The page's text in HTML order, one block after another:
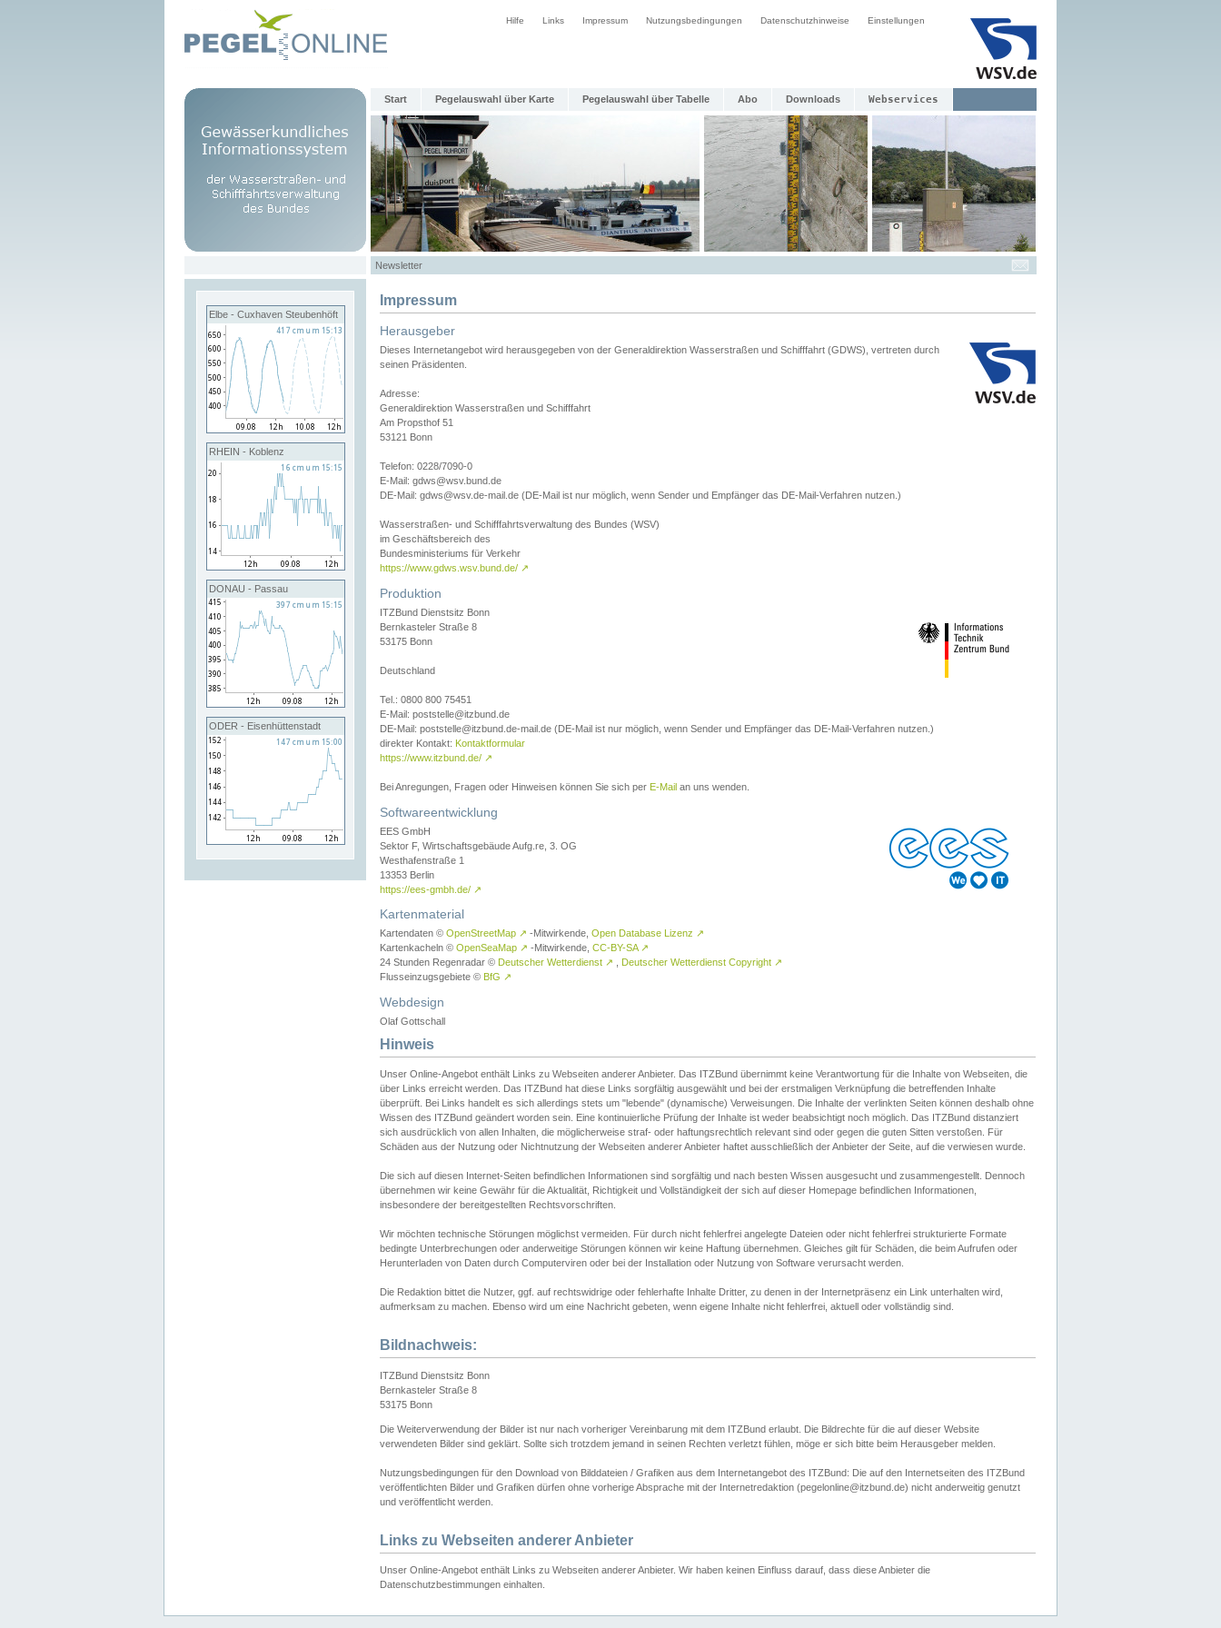
Hilfe Links Impressum Nutzungsbedingungen Datenschutzhinweise Einstellungen
Start Pegelauswahl über Karte Pegelauswahl über Tabelle Abo Downloads Webservices
Newsletter
Elbe - Cuxhaven Steubenhöft
RHEIN - Koblenz
DONAU - Passau
ODER - Eisenhüttenstadt
Impressum
Herausgeber
Dieses Internetangebot wird herausgegeben von der Generaldirektion Wasserstraßen und Schifffahrt (GDWS), vertreten durch
seinen Präsidenten.
Adresse:
Generaldirektion Wasserstraßen und Schifffahrt
Am Propsthof 51
53121 Bonn
Telefon: 0228/7090-0
E-Mail: gdws@wsv.bund.de
DE-Mail: gdws@wsv.de-mail.de (DE-Mail ist nur möglich, wenn Sender und Empfänger das DE-Mail-Verfahren nutzen.)
Wasserstraßen- und Schifffahrtsverwaltung des Bundes (WSV)
im Geschäftsbereich des
Bundesministeriums für Verkehr
https://www.gdws.wsv.bund.de/ ↗
Produktion
ITZBund Dienstsitz Bonn
Bernkasteler Straße 8
53175 Bonn
Deutschland
Tel.: 0800 800 75451
E-Mail: poststelle@itzbund.de
DE-Mail: poststelle@itzbund.de-mail.de (DE-Mail ist nur möglich, wenn Sender und Empfänger das DE-Mail-Verfahren nutzen.)
direkter Kontakt: Kontaktformular
https://www.itzbund.de/ ↗
Bei Anregungen, Fragen oder Hinweisen können Sie sich per E-Mail an uns wenden.
Softwareentwicklung
EES GmbH
Sektor F, Wirtschaftsgebäude Aufg.re, 3. OG
Westhafenstraße 1
13353 Berlin
https://ees-gmbh.de/ ↗
Kartenmaterial
Kartendaten © OpenStreetMap ↗ -Mitwirkende, Open Database Lizenz ↗
Kartenkacheln © OpenSeaMap ↗ -Mitwirkende, CC-BY-SA ↗
24 Stunden Regenradar © Deutscher Wetterdienst ↗ Deutscher Wetterdienst Copyright ↗
Flusseinzugsgebiete © BfG ↗
Webdesign
Olaf Gottschall
Hinweis
Unser Online-Angebot enthält Links zu Webseiten anderer Anbieter. Das ITZBund übernimmt keine Verantwortung für die Inhalte von Webseiten, die
über Links erreicht werden. Das ITZBund hat diese Links sorgfältig ausgewählt und bei der erstmaligen Verknüpfung die betreffenden Inhalte
überprüft. Bei Links handelt es sich allerdings stets um "lebende" (dynamische) Verweisungen. Die Inhalte der verlinkten Seiten können deshalb ohne
Wissen des ITZBund geändert worden sein. Eine kontinuierliche Prüfung der Inhalte ist weder beabsichtigt noch möglich. Das ITZBund distanziert
sich ausdrücklich von allen Inhalten, die möglicherweise straf- oder haftungsrechtlich relevant sind oder gegen die guten Sitten verstoßen. Für
Schäden aus der Nutzung oder Nichtnutzung der Webseiten anderer Anbieter haftet ausschließlich der Anbieter der Seite, auf die verwiesen wurde.
Die sich auf diesen Internet-Seiten befindlichen Informationen sind sorgfältig und nach besten Wissen ausgesucht und zusammengestellt. Dennoch
übernehmen wir keine Gewähr für die Aktualität, Richtigkeit und Vollständigkeit der sich auf dieser Homepage befindlichen Informationen,
insbesondere der bereitgestellten Rechtsvorschriften.
Wir möchten technische Störungen möglichst vermeiden. Für durch nicht fehlerfrei angelegte Dateien oder nicht fehlerfrei strukturierte Formate
bedingte Unterbrechungen oder anderweitige Störungen können wir keine Haftung übernehmen. Gleiches gilt für Schäden, die beim Aufrufen oder
Herunterladen von Daten durch Computerviren oder bei der Installation oder Nutzung von Software verursacht werden.
Die Redaktion bittet die Nutzer, ggf. auf rechtswidrige oder fehlerhafte Inhalte Dritter, zu denen in der Internetpräsenz ein Link unterhalten wird,
aufmerksam zu machen. Ebenso wird um eine Nachricht gebeten, wenn eigene Inhalte nicht fehlerfrei, aktuell oder vollständig sind.
Bildnachweis:
ITZBund Dienstsitz Bonn
Bernkasteler Straße 8
53175 Bonn
Die Weiterverwendung der Bilder ist nur nach vorheriger Vereinbarung mit dem ITZBund erlaubt. Die Bildrechte für die auf dieser Website
verwendeten Bilder sind geklärt. Sollte sich trotzdem jemand in seinen Rechten verletzt fühlen, möge er sich bitte beim Herausgeber melden.
Nutzungsbedingungen für den Download von Bilddateien / Grafiken aus dem Internetangebot des ITZBund: Die auf den Internetseiten des ITZBund
veröffentlichten Bilder und Grafiken dürfen ohne vorherige Absprache mit der Internetredaktion (pegelonline@itzbund.de) nicht anderweitig genutzt
und veröffentlicht werden.
Links zu Webseiten anderer Anbieter
Unser Online-Angebot enthält Links zu Webseiten anderer Anbieter. Wir haben keinen Einfluss darauf, dass diese Anbieter die
Datenschutzbestimmungen einhalten.